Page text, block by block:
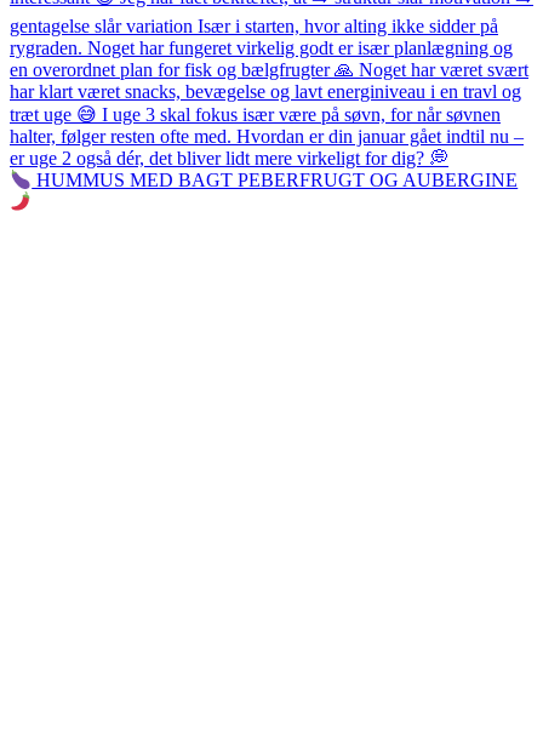
HUMMUS MED BAGT PEBERFRUGT OG AUBERGINE